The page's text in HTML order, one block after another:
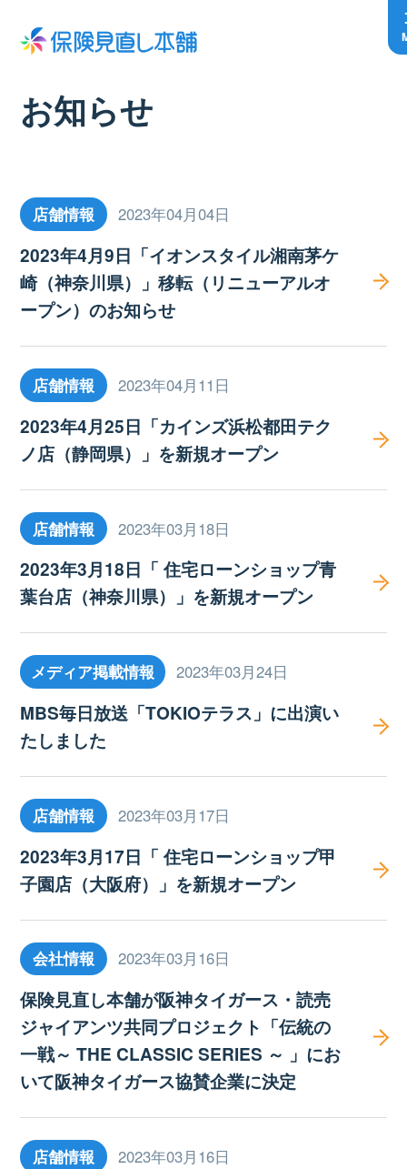
お知らせ
店舗情報 2023年04月04日
2023年4月9日「イオンスタイル湘南茅ケ
崎（神奈川県）」移転（リニューアルオ
ープン）のお知らせ
店舗情報 2023年04月11日
2023年4月25日「カインズ浜松都田テク
ノ店（静岡県）」を新規オープン
店舗情報 2023年03月18日
2023年3月18日「 住宅ローンショップ青
葉台店（神奈川県）」を新規オープン
メディア掲載情報 2023年03月24日
MBS毎日放送「TOKIOテラス」に出演い
たしました
店舗情報 2023年03月17日
2023年3月17日「 住宅ローンショップ甲
子園店（大阪府）」を新規オープン
会社情報 2023年03月16日
保険見直し本舗が阪神タイガース・読売
ジャイアンツ共同プロジェクト「伝統の
一戦～ THE CLASSIC SERIES ～ 」にお
いて阪神タイガース協賛企業に決定
店舗情報 2023年03月16日